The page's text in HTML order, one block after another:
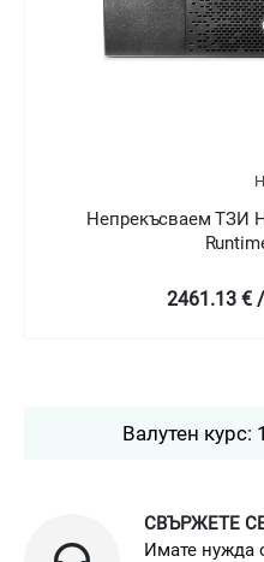
Непрекъсваем ТЗИ
2461.13 €
Валутен курс:
СВЪРЖЕТЕ
Имате нужда